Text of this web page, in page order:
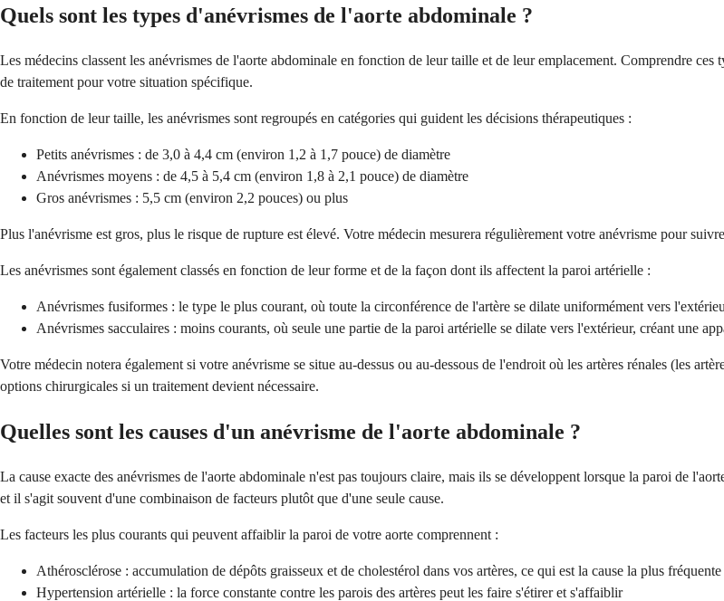
Quels sont les types d'anévrismes de l'aorte abdominale ?
Les médecins classent les anévrismes de l'aorte abdominale en fonction de leur taille et de leur emplacement. Comprendre
de traitement pour votre situation spécifique.
En fonction de leur taille, les anévrismes sont regroupés en catégories qui guident les décisions thérapeutiques :
Petits anévrismes : de 3,0 à 4,4 cm (environ 1,2 à 1,7 pouce) de diamètre
Anévrismes moyens : de 4,5 à 5,4 cm (environ 1,8 à 2,1 pouce) de diamètre
Gros anévrismes : 5,5 cm (environ 2,2 pouces) ou plus
Plus l'anévrisme est gros, plus le risque de rupture est élevé. Votre médecin mesurera régulièrement votre anévrisme pour
Les anévrismes sont également classés en fonction de leur forme et de la façon dont ils affectent la paroi artérielle :
Anévrismes fusiformes : le type le plus courant, où toute la circonférence de l'artère se dilate uniformément vers
Anévrismes sacculaires : moins courants, où seule une partie de la paroi artérielle se dilate vers l'extérieur, créant une
Votre médecin notera également si votre anévrisme se situe au-dessus ou au-dessous de l'endroit où les artères rénales (les
options chirurgicales si un traitement devient nécessaire.
Quelles sont les causes d'un anévrisme de l'aorte abdominale ?
La cause exacte des anévrismes de l'aorte abdominale n'est pas toujours claire, mais ils se développent lorsque la paroi de
et il s'agit souvent d'une combinaison de facteurs plutôt que d'une seule cause.
Les facteurs les plus courants qui peuvent affaiblir la paroi de votre aorte comprennent :
Athérosclérose : accumulation de dépôts graisseux et de cholestérol dans vos artères, ce qui est la cause la plus fréquente
Hypertension artérielle : la force constante contre les parois des artères peut les faire s'étirer et s'affaiblir